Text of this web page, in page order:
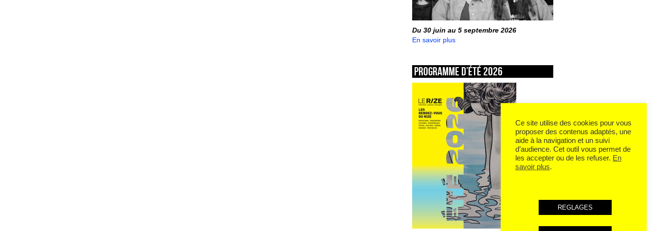
Du 30 juin au 5 septembre 2026
En savoir plus
Programme d’été 2026
Ce site utilise des cookies pour vous
proposer des contenus adaptés, une
aide à la navigation et un suivi
d’audience. Cet outil vous permet de
les accepter ou de les refuser. En
savoir plus.
REGLAGES